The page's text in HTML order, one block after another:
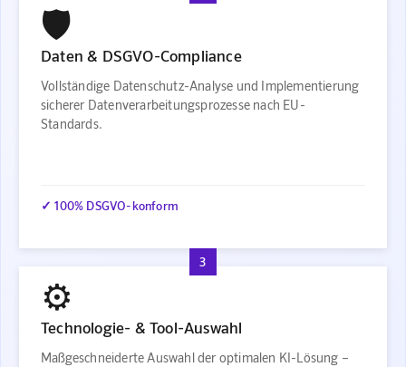
🛡️
Daten & DSGVO-Compliance
Vollständige Datenschutz-Analyse und Implementierung
sicherer Datenverarbeitungsprozesse nach EU-
Standards.
✓ 100% DSGVO-konform
3
⚙️
Technologie- & Tool-Auswahl
Maßgeschneiderte Auswahl der optimalen KI-Lösung –